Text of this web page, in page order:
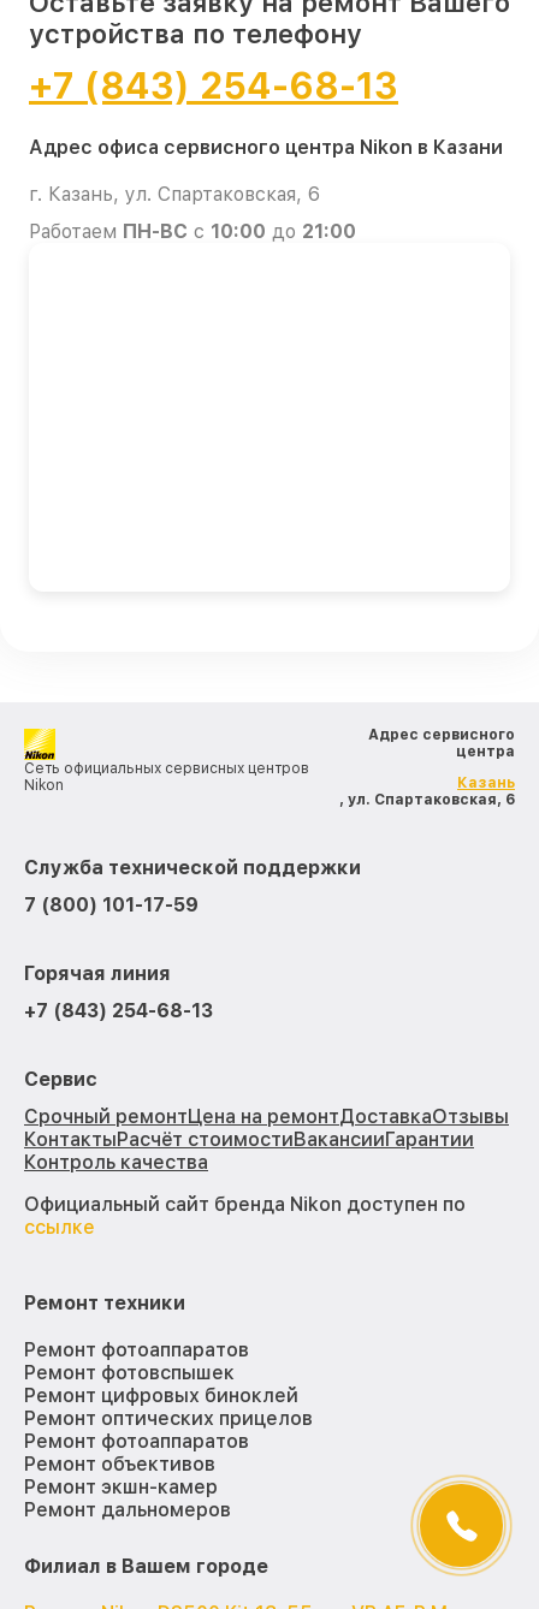
устройства по телефону
+7 (843) 254-68-13
Адрес офиса сервисного центра Nikon в Казани
г. Казань, ул. Спартаковская, 6
Работаем ПН-ВС с 10:00 до 21:00
Сеть официальных сервисных центров
Nikon
Адрес сервисного
центра
Казань
, ул. Спартаковская, 6
Служба технической поддержки
7 (800) 101-17-59
Горячая линия
+7 (843) 254-68-13
Сервис
Срочный ремонтЦена на ремонтДоставкаОтзывы
КонтактыРасчёт стоимостиВакансииГарантии
Контроль качества
Официальный сайт бренда Nikon доступен по
ссылке
Ремонт техники
Ремонт фотоаппаратов
Ремонт фотовспышек
Ремонт цифровых биноклей
Ремонт оптических прицелов
Ремонт фотоаппаратов
Ремонт объективов
Ремонт экшн-камер
Ремонт дальномеров
Филиал в Вашем городе